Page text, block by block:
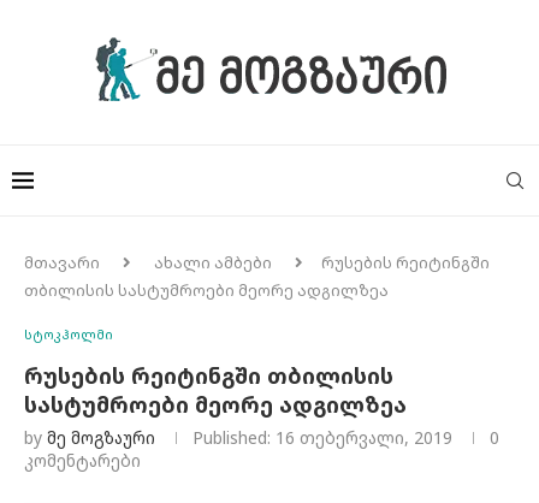
მთავარი ახალი ამბები
რუსების რეიტინგში
თბილისის სასტუმროები მეორე ადგილზეა
სტოკჰოლმი
რუსების რეიტინგში თბილისის
სასტუმროები მეორე ადგილზეა
by Მე Მოგზაური Published: 16 თებერვალი, 2019
0
კომენტარები